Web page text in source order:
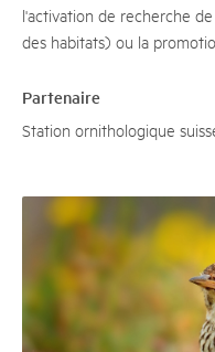
l'activation de recherche
des habitats) ou la
Partenaire
Station ornithologique